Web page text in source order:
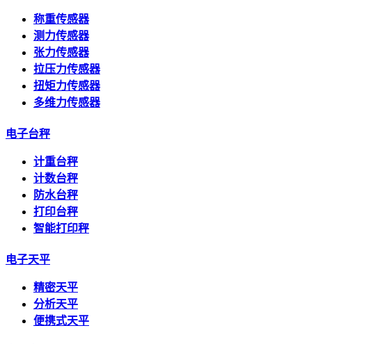
称重传感器
测力传感器
张力传感器
拉压力传感器
扭矩力传感器
多维力传感器
电子台秤
计重台秤
计数台秤
防水台秤
打印台秤
智能打印秤
电子天平
精密天平
分析天平
便携式天平